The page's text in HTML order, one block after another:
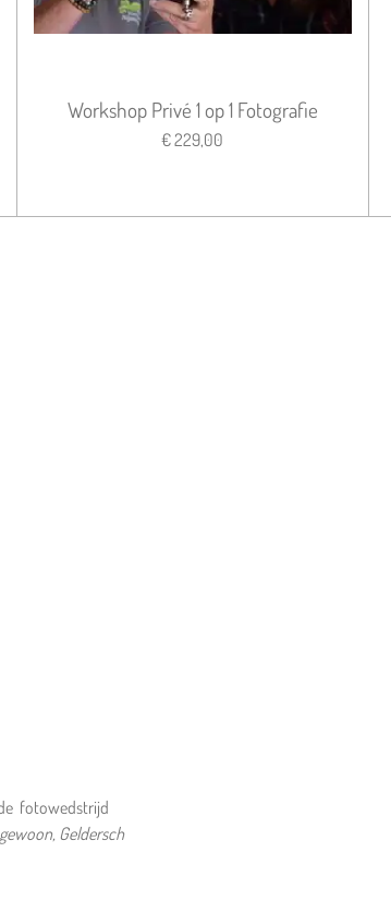
Workshop Privé 1 op 1 Fotografie
€ 229,00
fotowedstrijd
Geldersch